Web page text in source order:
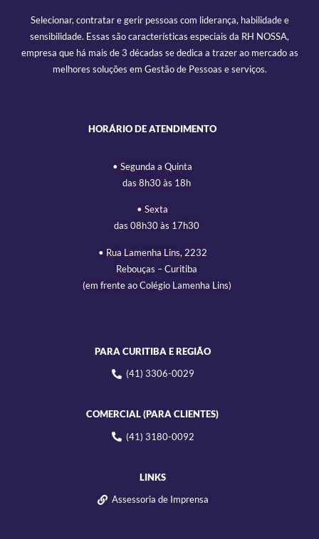
Selecionar, contratar e gerir pessoas com liderança, habilidade e
sensibilidade. Essas são características especiais da RH NOSSA,
empresa que há mais de 3 décadas se dedica a trazer ao mercado as
melhores soluções em Gestão de Pessoas e serviços.
HORÁRIO DE ATENDIMENTO
• Segunda a Quinta
das 8h30 às 18h
• Sexta
das 08h30 às 17h30
• Rua Lamenha Lins, 2232
Rebouças – Curitiba
(em frente ao Colégio Lamenha Lins)
PARA CURITIBA E REGIÃO
(41) 3306-0029
COMERCIAL (PARA CLIENTES)
(41) 3180-0092
LINKS
Assessoria de Imprensa